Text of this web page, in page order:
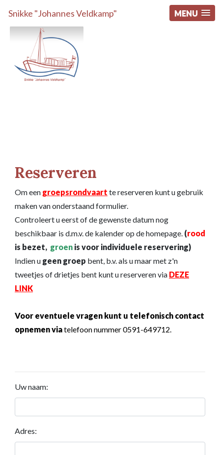
Snikke "Johannes Veldkamp" MENU
Reserveren
Om een groepsrondvaart te reserveren kunt u gebruik
maken van onderstaand formulier.
Controleert u eerst of de gewenste datum nog
beschikbaar is d.m.v. de kalender op de homepage. (rood
is bezet, groen is voor individuele reservering)
Indien u geen groep bent, b.v. als u maar met z'n
tweetjes of drietjes bent kunt u reserveren via DEZE
LINK
Voor eventuele vragen kunt u telefonisch contact
opnemen viatelefoon nummer 0591-649712.
Uw naam:
Adres: